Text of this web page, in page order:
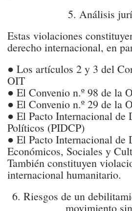
5. Análisis
Estas violaciones
derecho internacional, en
● Los artículos 2 y 3 del
OIT
● El Convenio n.º 98 de la
● El Convenio n.º 29 de la
● El Pacto Internacional de
Políticos (PIDCP)
● El Pacto Internacional de
Económicos, Sociales y
También constituyen
internacional humanitario.
6. Riesgos de un
movimiento